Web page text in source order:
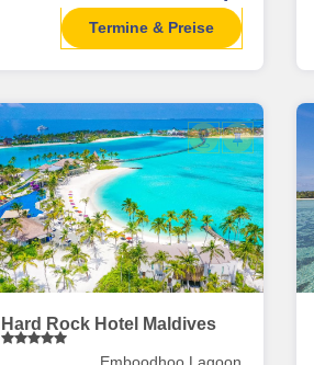
Termine & Preise
Hard Rock Hotel Maldives
Emboodhoo Lagoon